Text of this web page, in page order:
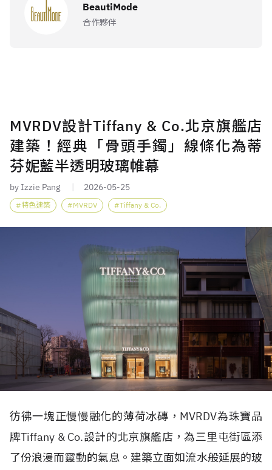
BeautiMode
合作夥伴
MVRDV設計Tiffany & Co.北京旗艦店
建築！經典「骨頭手鐲」線條化為蒂
芬妮藍半透明玻璃帷幕
by Izzie Pang 2026-05-25
特色建築 MVRDV Tiffany & Co.
彷彿一塊正慢慢融化的薄荷冰磚， MVRDV為珠寶品
牌Tiffany & Co.設計的北京旗艦店，為三里屯街區添
了份浪漫而靈動的氣息。建築立面如流水般延展的玻